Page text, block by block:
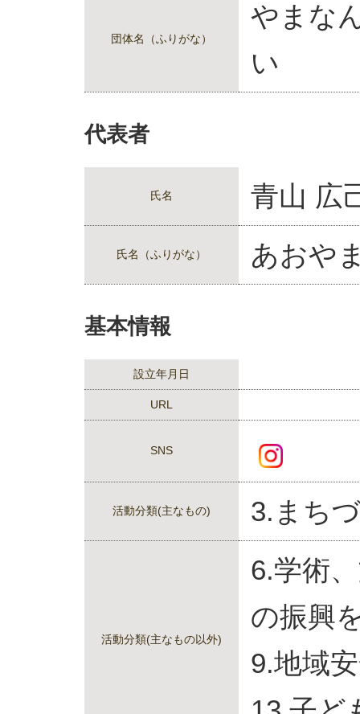
団体名（ふりがな）
やまな
い
代表者
氏名 青山 広
氏名（ふりがな） あおや
基本情報
設立年月日
URL
SNS
活動分類(主なもの) 3.まち
活動分類(主なもの以外)
6.学術
の振興
9.地域